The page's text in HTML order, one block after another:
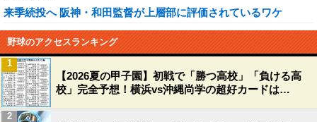
来季続投へ 阪神・和田監督が上層部に評価されているワケ
野球のアクセスランキング
【2026夏の甲子園】初戦で「勝つ高校」「負ける高
校」完全予想！横浜vs沖縄尚学の超好カードは…
1
2